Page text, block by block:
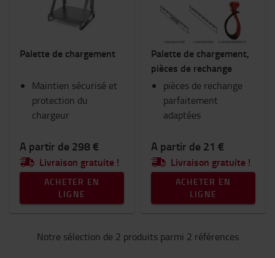
Consommables
Eclairage
Espace de travail et entrepôt
Fourches et extensions de fourches
Goodies Toyota
Habitacle du chariot
RAM Mount
Sièges
Vêtements de travail
Catégorie
Equipements pour chargeur(2)
Palette de chargement
Maintien sécurisé et
protection du
chargeur
A partir de 298 €
Livraison gratuite !
ACHETER EN
LIGNE
Palette de chargement,
pièces de rechange
pièces de rechange
parfaitement
adaptées
A partir de 21 €
Livraison gratuite !
ACHETER EN
LIGNE
Notre sélection de 2 produits parmi 2 références